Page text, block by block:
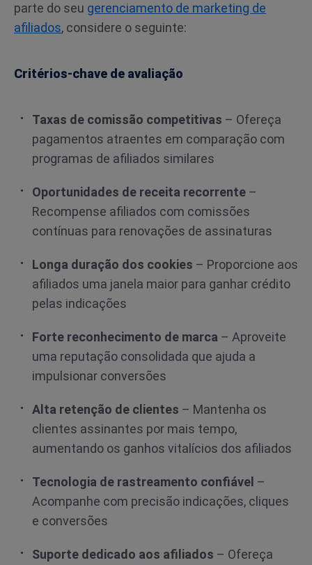
parte do seu gerenciamento de marketing de
afiliados, considere o seguinte:
Critérios-chave de avaliação
Taxas de comissão competitivas – Ofereça
pagamentos atraentes em comparação com
programas de afiliados similares
Oportunidades de receita recorrente –
Recompense afiliados com comissões
contínuas para renovações de assinaturas
Longa duração dos cookies – Proporcione aos
afiliados uma janela maior para ganhar crédito
pelas indicações
Forte reconhecimento de marca – Aproveite
uma reputação consolidada que ajuda a
impulsionar conversões
Alta retenção de clientes – Mantenha os
clientes assinantes por mais tempo,
aumentando os ganhos vitalícios dos afiliados
Tecnologia de rastreamento confiável –
Acompanhe com precisão indicações, cliques
e conversões
Suporte dedicado aos afiliados – Ofereça